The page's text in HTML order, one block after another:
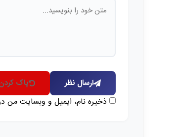
ارسال نظر پاک
ذخیره نام، ایمیل و وبسایت من